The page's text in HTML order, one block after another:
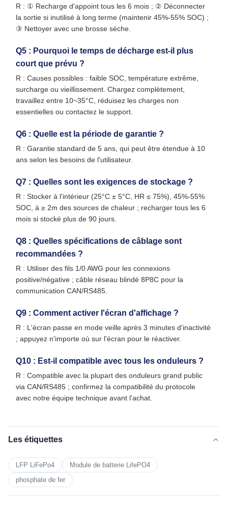
R : ① Recharge d'appoint tous les 6 mois ; ② Déconnecter
la sortie si inutilisé à long terme (maintenir 45%-55% SOC) ;
③ Nettoyer avec une brosse sèche.
Q5 : Pourquoi le temps de décharge est-il plus
court que prévu ?
R : Causes possibles : faible SOC, température extrême,
surcharge ou vieillissement. Chargez complètement,
travaillez entre 10~35°C, réduisez les charges non
essentielles ou contactez le support.
Q6 : Quelle est la période de garantie ?
R : Garantie standard de 5 ans, qui peut être étendue à 10
ans selon les besoins de l'utilisateur.
Q7 : Quelles sont les exigences de stockage ?
R : Stocker à l'intérieur (25°C ± 5°C, HR ≤ 75%), 45%-55%
SOC, à ≥ 2m des sources de chaleur ; recharger tous les 6
mois si stocké plus de 90 jours.
Q8 : Quelles spécifications de câblage sont
recommandées ?
R : Utiliser des fils 1/0 AWG pour les connexions
positive/négative ; câble réseau blindé 8P8C pour la
communication CAN/RS485.
Q9 : Comment activer l'écran d'affichage ?
R : L'écran passe en mode veille après 3 minutes d'inactivité
; appuyez n'importe où sur l'écran pour le réactiver.
Q10 : Est-il compatible avec tous les onduleurs ?
R : Compatible avec la plupart des onduleurs grand public
via CAN/RS485 ; confirmez la compatibilité du protocole
avec notre équipe technique avant l'achat.
Les étiquettes
LFP LiFePo4
Module de batterie LifePO4
phosphate de fer